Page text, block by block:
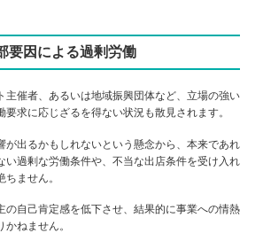
要因による過剰労働
主催者、あるいは地域振興団体など、立場の強い
求に応じざるを得ない状況も散見されます。
が出るかもしれないという懸念から、本来であれ
い過剰な労働条件や、不当な出店条件を受け入れ
ません。
の自己肯定感を低下させ、結果的に事業への情熱
ねません。